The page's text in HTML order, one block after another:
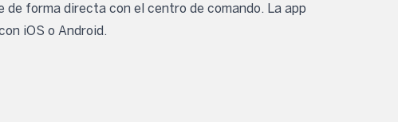
forma directa con el centro de comando. La app
iOS o Android.